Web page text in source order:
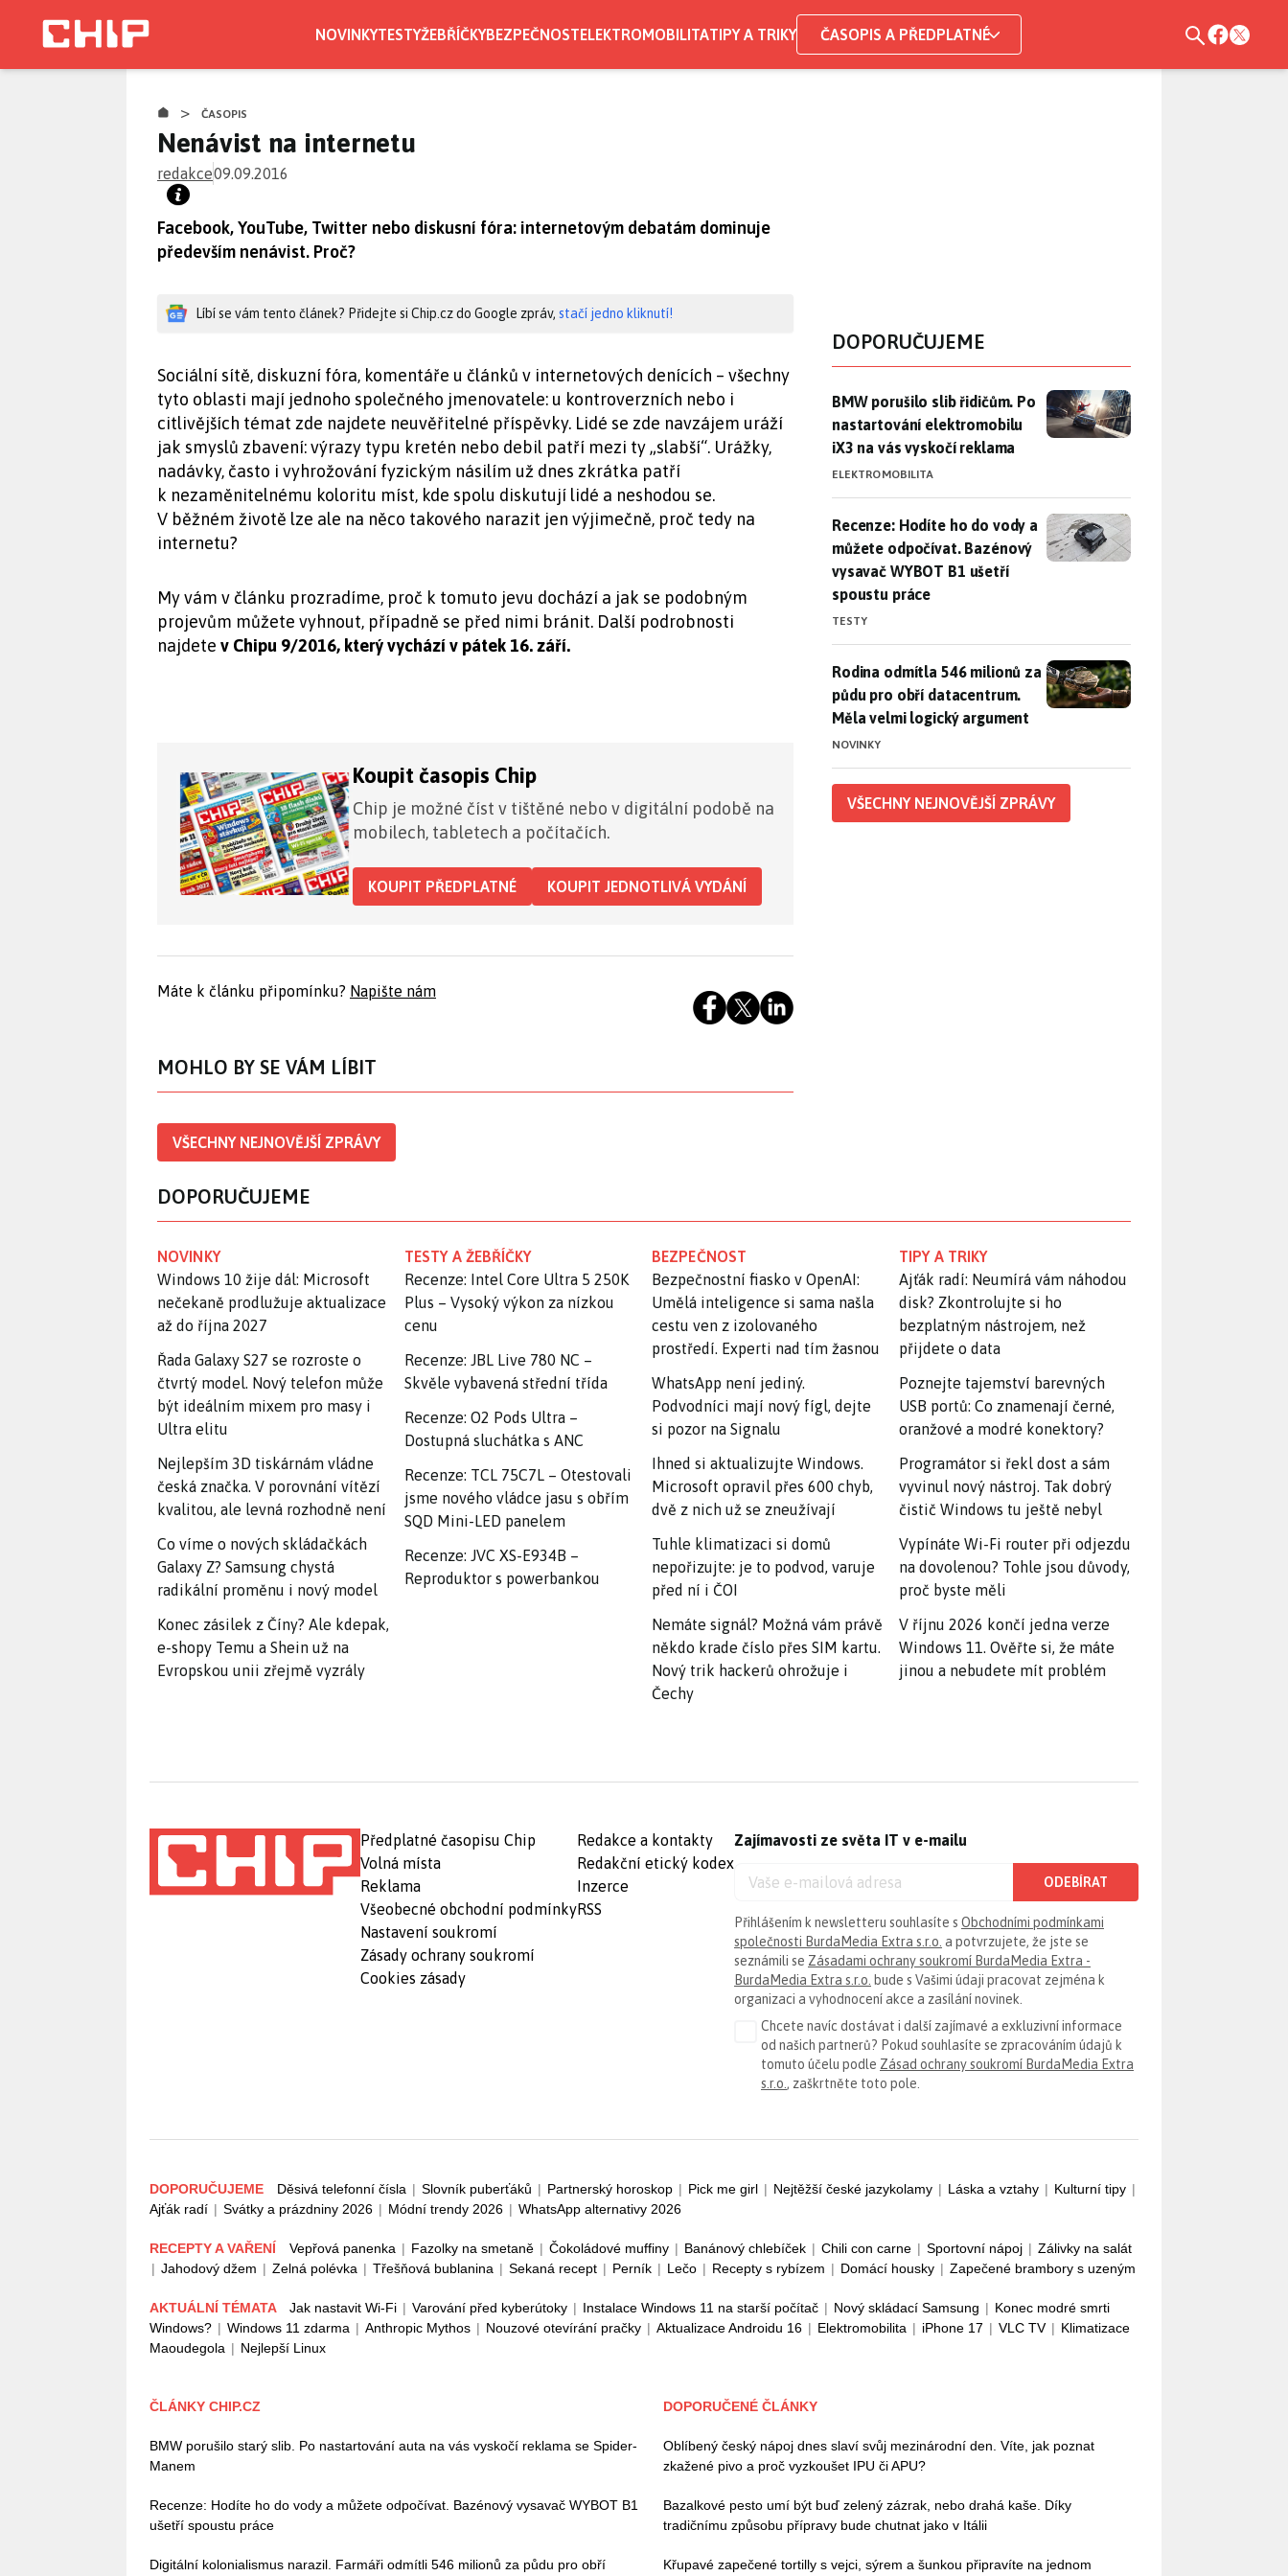
NOVINKYTESTYŽEBŘÍČKYBEZPEČNOSTELEKTROMOBILITATIPY A TRIKY ČASOPIS A PŘEDPLATNÉ
> ČASOPIS
Nenávist na internetu
redakce09.09.2016
Facebook, YouTube, Twitter nebo diskusní fóra: internetovým debatám dominuje
především nenávist. Proč?
Líbí se vám tento článek? Přidejte si Chip.cz do Google zpráv, stačí jedno kliknutí!
Sociální sítě, diskuzní fóra, komentáře u článků v internetových denících – všechny
tyto oblasti mají jednoho společného jmenovatele: u kontroverzních nebo i
citlivějších témat zde najdete neuvěřitelné příspěvky. Lidé se zde navzájem uráží
jak smyslů zbavení: výrazy typu kretén nebo debil patří mezi ty „slabší“. Urážky,
nadávky, často i vyhrožování fyzickým násilím už dnes zkrátka patří
k nezaměnitelnému koloritu míst, kde spolu diskutují lidé a neshodou se.
V běžném životě lze ale na něco takového narazit jen výjimečně, proč tedy na
internetu?
My vám v článku prozradíme, proč k tomuto jevu dochází a jak se podobným
projevům můžete vyhnout, případně se před nimi bránit. Další podrobnosti
najdete v Chipu 9/2016, který vychází v pátek 16. září.
Koupit časopis Chip
Chip je možné číst v tištěné nebo v digitální podobě na
mobilech, tabletech a počítačích.
KOUPIT PŘEDPLATNÉ KOUPIT JEDNOTLIVÁ VYDÁNÍ
Máte k článku připomínku? Napište nám
MOHLO BY SE VÁM LÍBIT
VŠECHNY NEJNOVĚJŠÍ ZPRÁVY
DOPORUČUJEME
BMW porušilo slib řidičům. Po nastartování elektromobilu iX3 na
BMW porušilo slib řidičům. Po
nastartování elektromobilu
iX3 na vás vyskočí reklama
ELEKTROMOBILITA
Recenze: Hodíte ho do vody a můžete odpočívat. Bazénový
Recenze: Hodíte ho do vody a
můžete odpočívat. Bazénový
vysavač WYBOT B1 ušetří
spoustu práce
TESTY
Rodina odmítla 546 milionů za půdu pro obří datacentrum. Měla
Rodina odmítla 546 milionů za
půdu pro obří datacentrum.
Měla velmi logický argument
NOVINKY
VŠECHNY NEJNOVĚJŠÍ ZPRÁVY
DOPORUČUJEME
NOVINKY
Windows 10 žije dál: Microsoft
nečekaně prodlužuje aktualizace
až do října 2027
Řada Galaxy S27 se rozroste o
čtvrtý model. Nový telefon může
být ideálním mixem pro masy i
Ultra elitu
Nejlepším 3D tiskárnám vládne
česká značka. V porovnání vítězí
kvalitou, ale levná rozhodně není
Co víme o nových skládačkách
Galaxy Z? Samsung chystá
radikální proměnu i nový model
Konec zásilek z Číny? Ale kdepak,
e-shopy Temu a Shein už na
Evropskou unii zřejmě vyzrály
TESTY A ŽEBŘÍČKY
Recenze: Intel Core Ultra 5 250K
Plus – Vysoký výkon za nízkou
cenu
Recenze: JBL Live 780 NC –
Skvěle vybavená střední třída
Recenze: O2 Pods Ultra –
Dostupná sluchátka s ANC
Recenze: TCL 75C7L – Otestovali
jsme nového vládce jasu s obřím
SQD Mini-LED panelem
Recenze: JVC XS-E934B –
Reproduktor s powerbankou
BEZPEČNOST
Bezpečnostní fiasko v OpenAI:
Umělá inteligence si sama našla
cestu ven z izolovaného
prostředí. Experti nad tím žasnou
WhatsApp není jediný.
Podvodníci mají nový fígl, dejte
si pozor na Signalu
Ihned si aktualizujte Windows.
Microsoft opravil přes 600 chyb,
dvě z nich už se zneužívají
Tuhle klimatizaci si domů
nepořizujte: je to podvod, varuje
před ní i ČOI
Nemáte signál? Možná vám právě
někdo krade číslo přes SIM kartu.
Nový trik hackerů ohrožuje i
Čechy
TIPY A TRIKY
Ajťák radí: Neumírá vám náhodou
disk? Zkontrolujte si ho
bezplatným nástrojem, než
přijdete o data
Poznejte tajemství barevných
USB portů: Co znamenají černé,
oranžové a modré konektory?
Programátor si řekl dost a sám
vyvinul nový nástroj. Tak dobrý
čistič Windows tu ještě nebyl
Vypínáte Wi-Fi router při odjezdu
na dovolenou? Tohle jsou důvody,
proč byste měli
V říjnu 2026 končí jedna verze
Windows 11. Ověřte si, že máte
jinou a nebudete mít problém
Předplatné časopisu Chip
Volná místa
Reklama
Všeobecné obchodní podmínky
Nastavení soukromí
Zásady ochrany soukromí
Cookies zásady
Redakce a kontakty
Redakční etický kodex
Inzerce
RSS
Zajímavosti ze světa IT v e-mailu
ODEBÍRAT
Přihlášením k newsletteru souhlasíte s Obchodními podmínkami
společnosti BurdaMedia Extra s.r.o. a potvrzujete, že jste se
seznámili se Zásadami ochrany soukromí BurdaMedia Extra -
BurdaMedia Extra s.r.o. bude s Vašimi údaji pracovat zejména k
organizaci a vyhodnocení akce a zasílání novinek.
Chcete navíc dostávat i další zajímavé a exkluzivní informace
od našich partnerů? Pokud souhlasíte se zpracováním údajů k
tomuto účelu podle Zásad ochrany soukromí BurdaMedia Extra
s.r.o. , zaškrtněte toto pole.
DOPORUČUJEME Děsivá telefonní čísla | Slovník puberťáků | Partnerský horoskop | Pick me girl | Nejtěžší české jazykolamy | Láska a vztahy | Kulturní tipy |
Ajťák radí | Svátky a prázdniny 2026 | Módní trendy 2026 | WhatsApp alternativy 2026
RECEPTY A VAŘENÍ Vepřová panenka | Fazolky na smetaně | Čokoládové muffiny | Banánový chlebíček | Chili con carne | Sportovní nápoj | Zálivky na salát
| Jahodový džem | Zelná polévka | Třešňová bublanina | Sekaná recept | Perník | Lečo | Recepty s rybízem | Domácí housky | Zapečené brambory s uzeným
AKTUÁLNÍ TÉMATA Jak nastavit Wi-Fi | Varování před kyberútoky | Instalace Windows 11 na starší počítač | Nový skládací Samsung | Konec modré smrti
Windows? | Windows 11 zdarma | Anthropic Mythos | Nouzové otevírání pračky | Aktualizace Androidu 16 | Elektromobilita | iPhone 17 | VLC TV | Klimatizace
Maoudegola | Nejlepší Linux
ČLÁNKY CHIP.CZ
BMW porušilo starý slib. Po nastartování auta na vás vyskočí reklama se Spider-
Manem
Recenze: Hodíte ho do vody a můžete odpočívat. Bazénový vysavač WYBOT B1
ušetří spoustu práce
Digitální kolonialismus narazil. Farmáři odmítli 546 milionů za půdu pro obří
DOPORUČENÉ ČLÁNKY
Oblíbený český nápoj dnes slaví svůj mezinárodní den. Víte, jak poznat
zkažené pivo a proč vyzkoušet IPU či APU?
Bazalkové pesto umí být buď zelený zázrak, nebo drahá kaše. Díky
tradičnímu způsobu přípravy bude chutnat jako v Itálii
Křupavé zapečené tortilly s vejci, sýrem a šunkou připravíte na jednom